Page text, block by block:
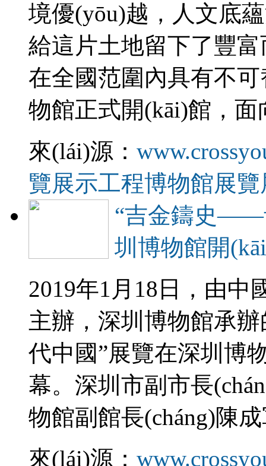
境優(yōu)越，人文底蘊
給這片土地留下了豐富而
在全國范圍內具有不可
物館正式開(kāi)館，
來(lái)源：
覽展示工程博物館展
“吉金鑄史——
圳博物館開
2019年1月18日，
主辦，深圳博物館承
代中國”展覽在深圳博
幕。深圳市副市長
物館副館長(cháng)陳
來(lái)源：